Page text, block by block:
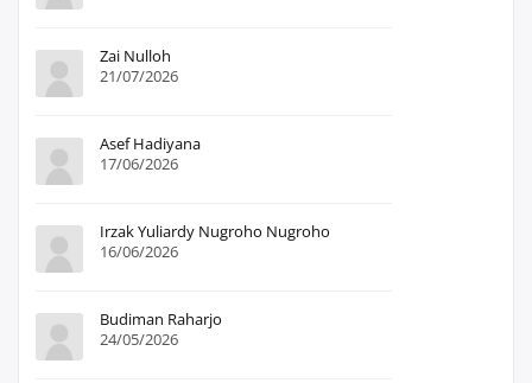
Zai Nulloh
21/07/2026
Asef Hadiyana
17/06/2026
Irzak Yuliardy Nugroho Nugroho
16/06/2026
Budiman Raharjo
24/05/2026